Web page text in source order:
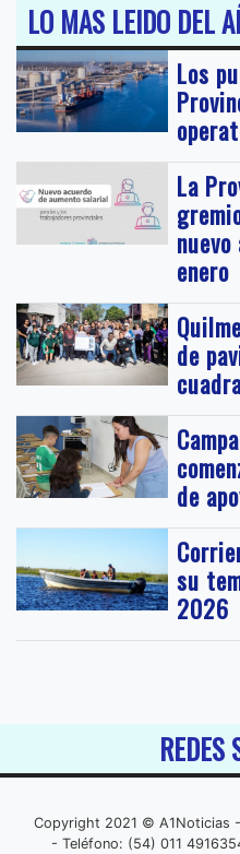
LO MAS LEIDO DEL
Los
La
enero
de
de
su
2026
REDES
Copyright 2021 © A1Noticias
- Teléfono: (54) 011